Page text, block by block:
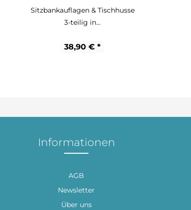
Sitzbankauflagen & Tischhusse
3-teilig in...
38,90 € *
Informationen
AGB
Newsletter
Über uns